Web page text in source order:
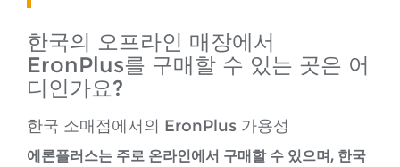
한국의 오프라인 매장에서
EronPlus를 구매할 수 있는 곳은 어
디인가요?
한국 소매점에서의 EronPlus 가용성
에론플러스는 주로 온라인에서 구매할 수 있으며, 한국